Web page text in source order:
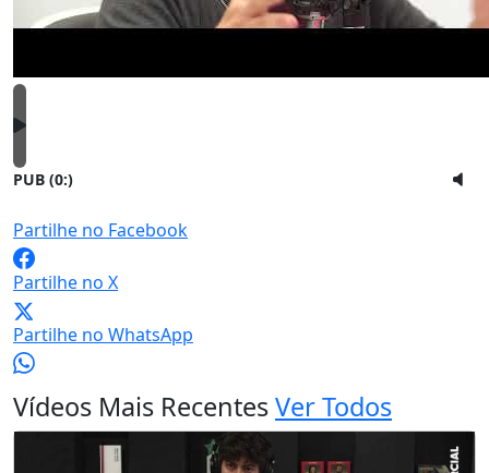
PUB (0:)
Partilhe no Facebook
Partilhe no X
Partilhe no WhatsApp
Vídeos Mais RecentesVer Todos